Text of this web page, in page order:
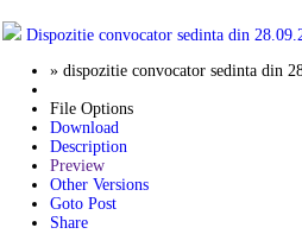
Dispozitie convocator sedinta din
» dispozitie convocator sedinta din
File Options
Download
Description
Preview
Other Versions
Goto Post
Share